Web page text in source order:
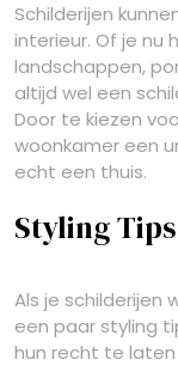
Schilderijen
interieur. Of je nu
landschappen,
altijd wel een
Door te kiezen
woonkamer een
echt een thuis.
Styling Tips
Als je schilderijen
een paar styling
hun recht te laten